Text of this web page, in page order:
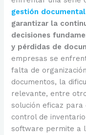
gestión documental
garantizar la
decisiones
y pérdidas de
empresas se
falta de
documentos, la
relevante, entre
solución eficaz
control de
software permite a